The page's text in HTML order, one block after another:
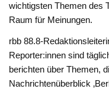
wichtigsten Themen des
Raum für Meinungen.
rbb 88.8-
Reporter:innen sind
berichten über Themen,
Nachrichtenüberblick